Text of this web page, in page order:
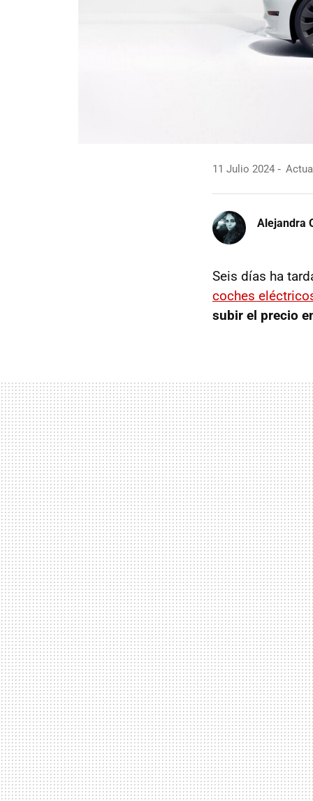
11 Julio 2024
Alejandra
Seis días ha
coches
subir el precio